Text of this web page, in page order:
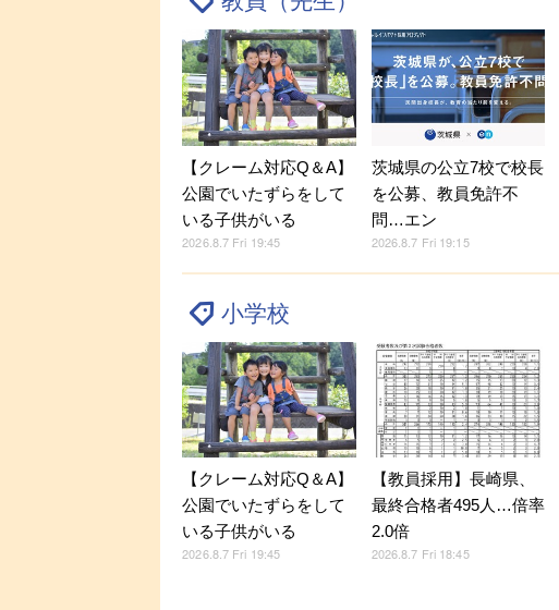
【クレーム対応Q＆A】
公園でいたずらをして
いる子供がいる
2026.8.7 Fri 19:45
茨城県の公立7校で校長
を公募、教員免許不
問…エン
2026.8.7 Fri 19:15
小学校
【クレーム対応Q＆A】
公園でいたずらをして
いる子供がいる
2026.8.7 Fri 19:45
【教員採用】長崎県、
最終合格者495人…倍率
2.0倍
2026.8.7 Fri 18:45